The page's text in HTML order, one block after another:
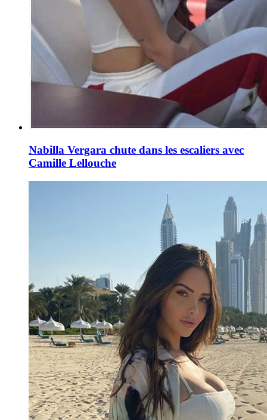
Nabilla Vergara chute dans les escaliers avec
Camille Lellouche